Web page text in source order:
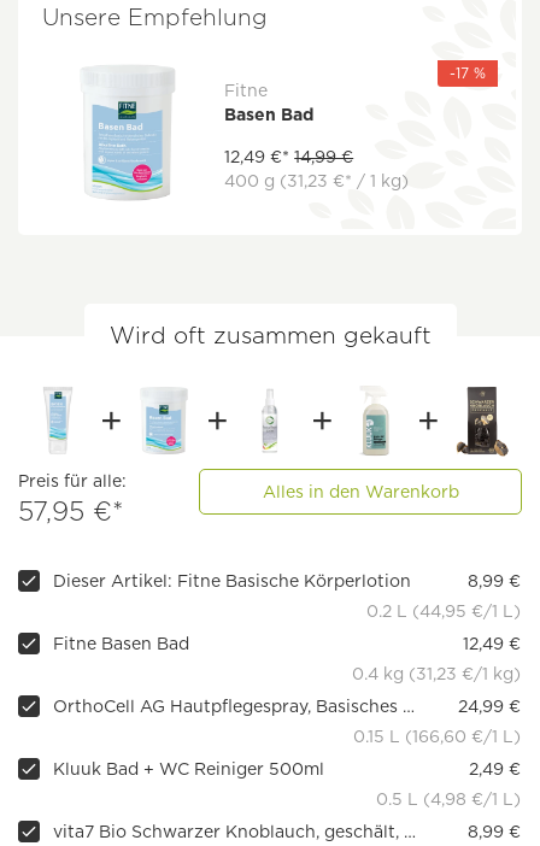
Unsere Empfehlung
-17 %
Fitne
Basen Bad
12,49 €* 14,99 €
400 g (31,23 €* / 1 kg)
Wird oft zusammen gekauft
Preis für alle:
57,95 €*
Alles in den Warenkorb
Dieser Artikel: Fitne Basische Körperlotion
8,99 €
0.2 L (44,95 €/1 L)
Fitne Basen Bad
12,49 €
0.4 kg (31,23 €/1 kg)
OrthoCell AG Hautpflegespray, Basisches Körperspray
24,99 €
0.15 L (166,60 €/1 L)
Kluuk Bad + WC Reiniger 500ml
2,49 €
0.5 L (4,98 €/1 L)
vita7 Bio Schwarzer Knoblauch, geschält, 80g
8,99 €